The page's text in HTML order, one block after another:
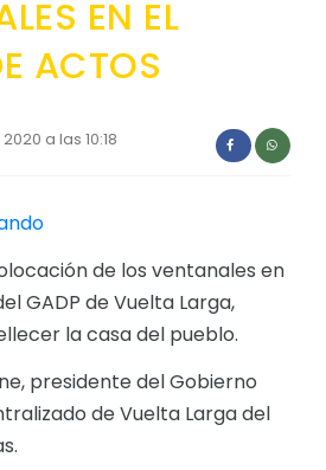
Y REPORTES
y balances
EN EL
ACTOS
a las 10:18
de los ventanales en
GADP de Vuelta Larga,
la casa del pueblo.
presidente del Gobierno
de Vuelta Larga del